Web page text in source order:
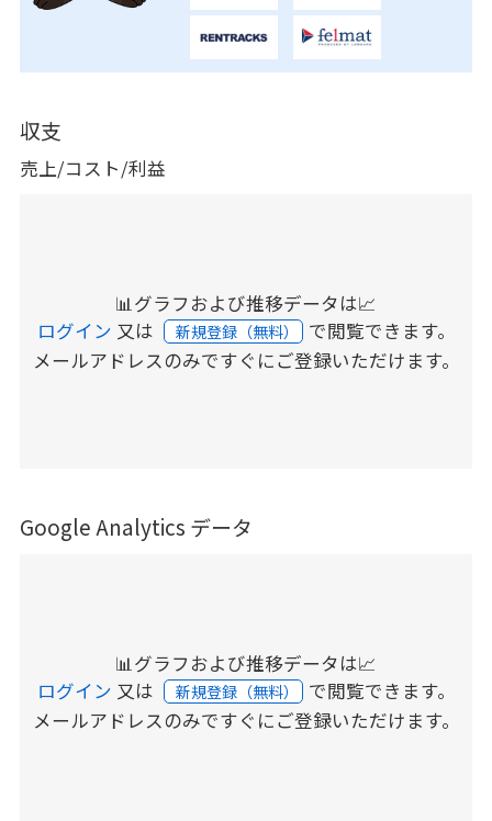
収支
売上/コスト/利益
📊グラフおよび推移データは📈
ログイン 又は 新規登録（無料） で閲覧できます。
メールアドレスのみですぐにご登録いただけます。
Google Analytics データ
📊グラフおよび推移データは📈
ログイン 又は 新規登録（無料） で閲覧できます。
メールアドレスのみですぐにご登録いただけます。